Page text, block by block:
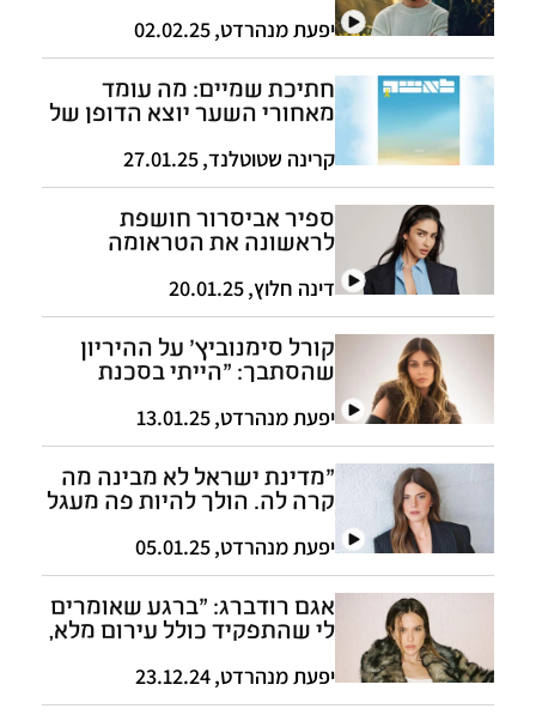
יפעת מנהרדט,
02.02.25
חתיכת שמיים: מה עומד
מאחורי השער יוצא הדופן של
קרינה שטוטלנד,
27.01.25
ספיר אביסרור חושפת
לראשונה את הטראומה
דינה חלוץ,
20.01.25
קורל סימנוביץ' על ההיריון
שהסתבך: "הייתי בסכנת
יפעת מנהרדט,
13.01.25
"מדינת ישראל לא מבינה מה
קרה לה. הולך להיות פה מעגל
הרס עצום"
יפעת מנהרדט,
05.01.25
אגם רודברג: "ברגע שאומרים
לי שהתפקיד כולל עירום מלא,
אני מיד אומרת, 'לא תודה'"
יפעת מנהרדט,
23.12.24